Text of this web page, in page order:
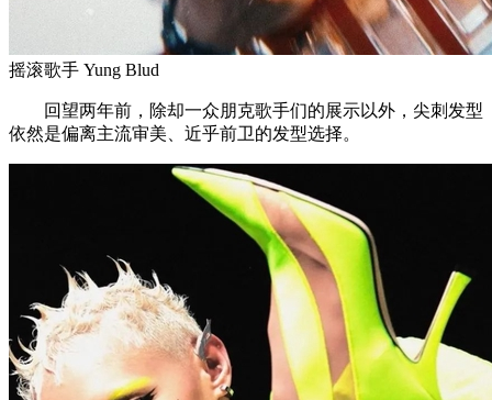
摇滚歌手 Yung Blud
回望两年前，除却一众朋克歌手们的展示以外，尖刺发型
依然是偏离主流审美、近乎前卫的发型选择。